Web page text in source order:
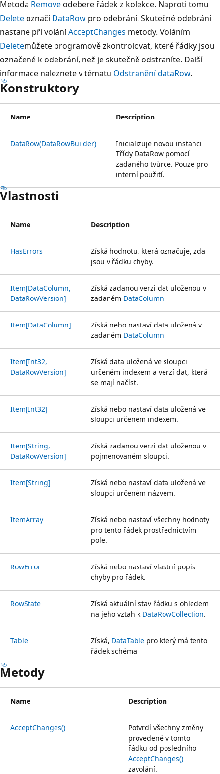
Metoda Removeodebere řádek z kolekce. Naproti tomu
DeleteoznačíDataRow pro odebrání. Skutečné odebrání
nastane při voláníAcceptChanges metody. Voláním
Deletemůžete programově zkontrolovat, které řádky jsou
označené k odebrání, než je skutečně odstraníte. Další
informace naleznete v tématu Odstranění dataRow.
Konstruktory
Name Description
DataRow(DataRowBuilder)
Inicializuje novou instanci
Třídy DataRow pomocí
zadaného tvůrce. Pouze pro
interní použití.
Vlastnosti
Name Description
HasErrors
Získá hodnotu, která označuje, zda
jsou v řádku chyby.
Item[DataColumn,
DataRowVersion]
Získá zadanou verzi dat uloženou v
zadaném DataColumn.
Item[DataColumn]
Získá nebo nastaví data uložená v
zadaném DataColumn.
Item[Int32,
DataRowVersion]
Získá data uložená ve sloupci
určeném indexem a verzí dat, která
se mají načíst.
Item[Int32]
Získá nebo nastaví data uložená ve
sloupci určeném indexem.
Item[String,
DataRowVersion]
Získá zadanou verzi dat uloženou v
pojmenovaném sloupci.
Item[String]
Získá nebo nastaví data uložená ve
sloupci určeném názvem.
ItemArray
Získá nebo nastaví všechny hodnoty
pro tento řádek prostřednictvím
pole.
RowError
Získá nebo nastaví vlastní popis
chyby pro řádek.
RowState
Získá aktuální stav řádku s ohledem
na jeho vztah k DataRowCollection.
Table Získá, DataTable pro který má tento
řádek schéma.
Metody
Name Description
AcceptChanges()
Potvrdí všechny změny
provedené v tomto
řádku od posledního
AcceptChanges()
zavolání.